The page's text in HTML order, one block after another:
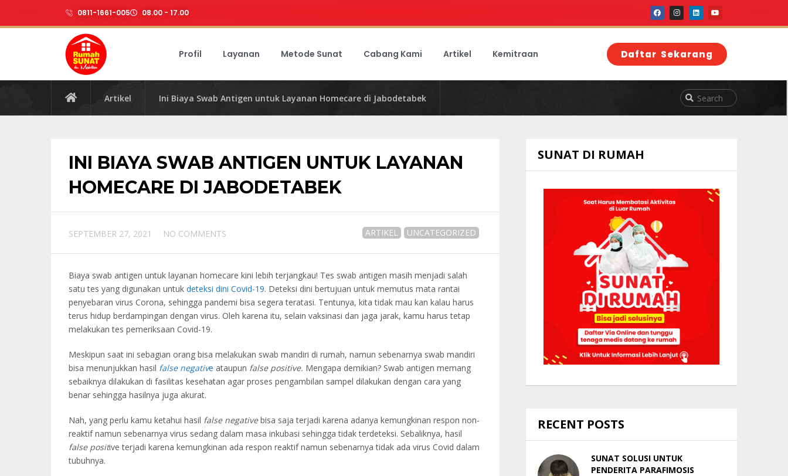
0811-1661-005 08.00 - 17.00
Profil Layanan Metode Sunat Cabang Kami Artikel Kemitraan Daftar Sekarang
Artikel Ini Biaya Swab Antigen untuk Layanan Homecare di Jabodetabek
INI BIAYA SWAB ANTIGEN UNTUK LAYANAN
HOMECARE DI JABODETABEK
SEPTEMBER 27, 2021 ARTIKEL UNCATEGORIZED
NO COMMENTS
Biaya swab antigen untuk layanan homecare kini lebih terjangkau! Tes swab antigen masih menjadi salah
satu tes yang digunakan untuk deteksi dini Covid-19. Deteksi dini bertujuan untuk memutus mata rantai
penyebaran virus Corona, sehingga pandemi bisa segera teratasi. Tentunya, kita tidak mau kan kalau harus
terus hidup berdampingan dengan virus. Oleh karena itu, selain vaksinasi dan jaga jarak, kamu harus tetap
melakukan tes pemeriksaan Covid-19.
Meskipun saat ini sebagian orang bisa melakukan swab mandiri di rumah, namun sebenarnya swab mandiri
bisa menunjukkan hasil false negative ataupun false positive. Mengapa demikian? Swab antigen memang
sebaiknya dilakukan di fasilitas kesehatan agar proses pengambilan sampel dilakukan dengan cara yang
benar sehingga hasilnya juga akurat.
Nah, yang perlu kamu ketahui hasil false negativebisa saja terjadi karena adanya kemungkinan respon non-
reaktif namun sebenarnya virus sedang dalam masa inkubasi sehingga tidak terdeteksi. Sebaliknya, hasil
false positive terjadi karena kemungkinan ada respon reaktif namun sebenarnya tidak ada virus Covid dalam
tubuhnya.
SUNAT DI RUMAH
RECENT POSTS
SUNAT SOLUSI UNTUK
PENDERITA PARAFIMOSIS